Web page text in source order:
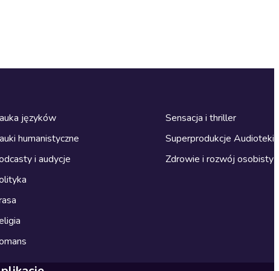
języków
humanistyczne
i audycje
Sensacja i thriller
Superprodukcje Audioteki
Zdrowie i rozwój osobisty